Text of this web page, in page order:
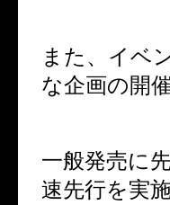
また、イベ
な企画の開
一般発売に
速先行を実施